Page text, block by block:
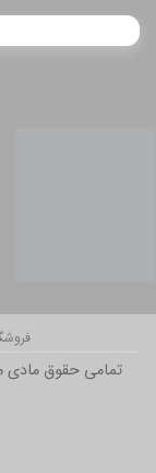
فروشگاه
تمامی حقوق مادی